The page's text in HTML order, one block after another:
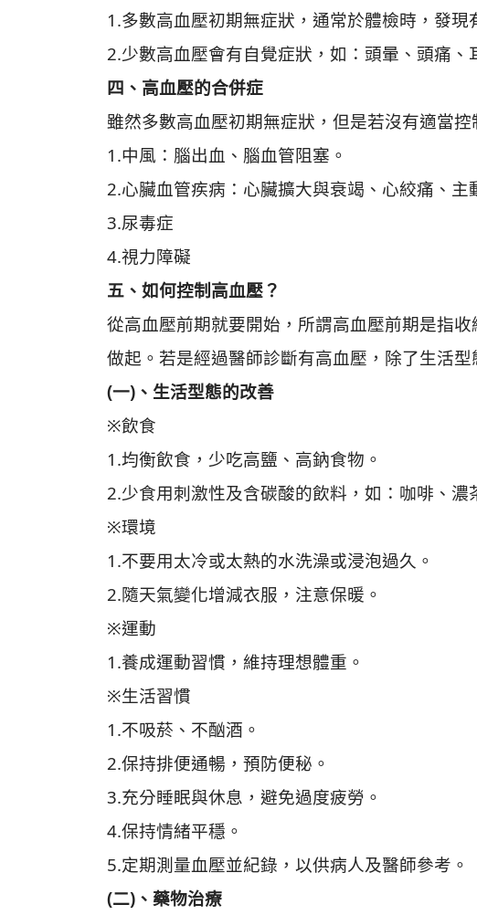
1.多數高血壓初期無症狀，通常於體檢時，發現
2.少數高血壓會有自覺症狀，如：頭暈、頭痛
四、高血壓的合併症
雖然多數高血壓初期無症狀，但是若沒有適當控
1.中風：腦出血、腦血管阻塞。
2.心臟血管疾病：心臟擴大與衰竭、心絞痛、主
3.尿毒症
4.視力障礙
五、如何控制高血壓？
從高血壓前期就要開始，所謂高血壓前期是指
做起。若是經過醫師診斷有高血壓，除了生活
(一)、生活型態的改善
※飲食
1.均衡飲食，少吃高鹽、高鈉食物。
2.少食用刺激性及含碳酸的飲料，如：咖啡、
※環境
1.不要用太冷或太熱的水洗澡或浸泡過久。
2.隨天氣變化增減衣服，注意保暖。
※運動
1.養成運動習慣，維持理想體重。
※生活習慣
1.不吸菸、不酗酒。
2.保持排便通暢，預防便秘。
3.充分睡眠與休息，避免過度疲勞。
4.保持情緒平穩。
5.定期測量血壓並紀錄，以供病人及醫師參考。
(二)、藥物治療